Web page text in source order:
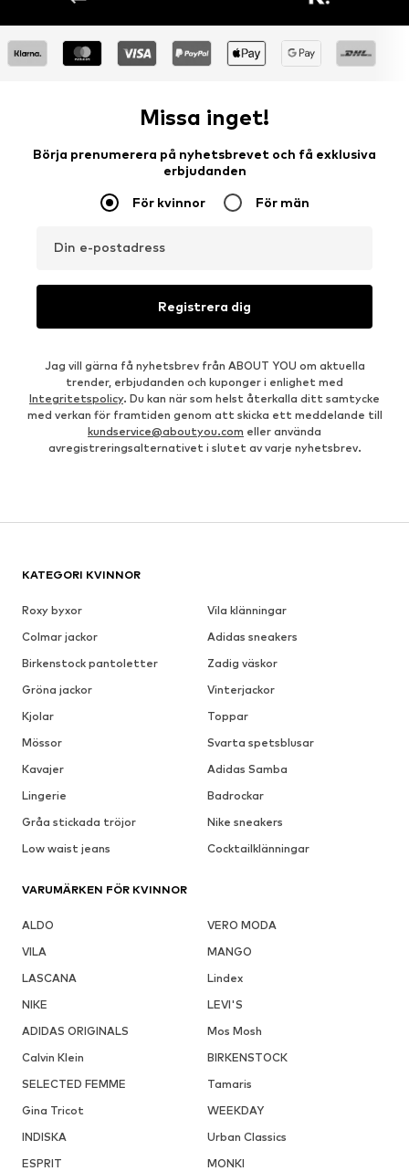
Missa inget!
Börja prenumerera på nyhetsbrevet och få exklusiva
erbjudanden
För kvinnor För män
Din e-postadress
Registrera dig
Jag vill gärna få nyhetsbrev från ABOUT YOU om aktuella
trender, erbjudanden och kuponger i enlighet med
Integritetspolicy. Du kan när som helst återkalla ditt samtycke
med verkan för framtiden genom att skicka ett meddelande till
kundservice@aboutyou.com eller använda
avregistreringsalternativet i slutet av varje nyhetsbrev.
KATEGORI KVINNOR
Roxy byxor
Vila klänningar
Colmar jackor
Adidas sneakers
Birkenstock pantoletter
Zadig väskor
Gröna jackor
Vinterjackor
Kjolar
Toppar
Mössor
Svarta spetsblusar
Kavajer
Adidas Samba
Lingerie
Badrockar
Gråa stickada tröjor
Nike sneakers
Low waist jeans
Cocktailklänningar
VARUMÄRKEN FÖR KVINNOR
ALDO
VERO MODA
VILA
MANGO
LASCANA
Lindex
NIKE
LEVI'S
ADIDAS ORIGINALS
Mos Mosh
Calvin Klein
BIRKENSTOCK
SELECTED FEMME
Tamaris
Gina Tricot
WEEKDAY
INDISKA
Urban Classics
ESPRIT
MONKI